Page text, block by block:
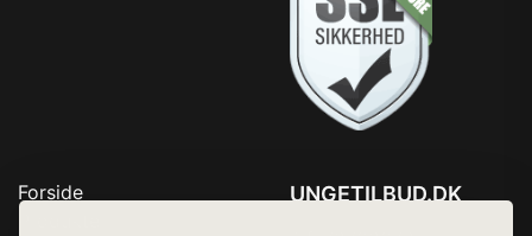
Forside
UNGETILBUD.DK